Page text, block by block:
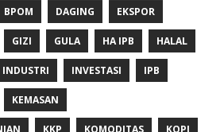
BPOM DAGING EKSPOR
GIZI GULA HA IPB HALAL
INDUSTRI INVESTASI IPB
KEMASAN
KKP KOMODITAS KOPI